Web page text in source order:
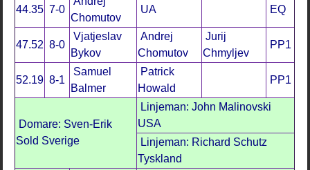
44.35 7-0
Chomutov
UA EQ
47.52 8-0
Vjatjeslav
Bykov
Andrej
Chomutov
Jurij
Chmyljev
PP1
52.19 8-1
Samuel
Balmer
Patrick
Howald
PP1
Domare: Sven-Erik
Sold Sverige
Linjeman: John Malinovski
USA
Linjeman: Richard Schutz
Tyskland